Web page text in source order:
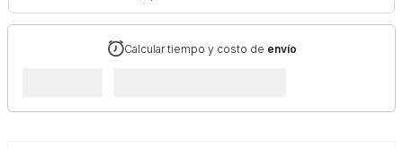
Calcular tiempo y costo de envío